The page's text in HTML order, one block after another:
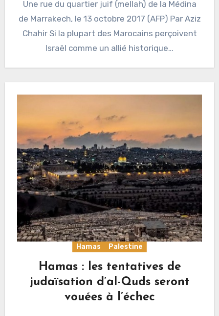
Une rue du quartier juif (mellah) de la Médina
de Marrakech, le 13 octobre 2017 (AFP) Par Aziz
Chahir Si la plupart des Marocains perçoivent
Israël comme un allié historique…
Hamas Palestine
Hamas : les tentatives de
judaïsation d’al-Quds seront
vouées à l’échec